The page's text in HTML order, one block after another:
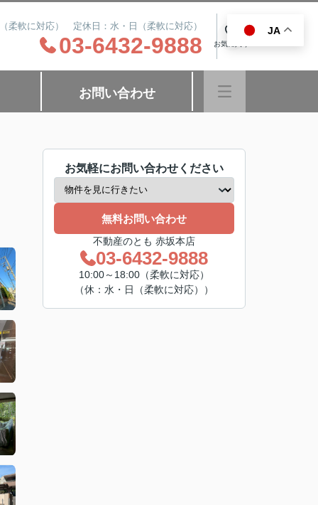
柔軟に対応） 定休日：水・日（柔軟に対応）
03-6432-9888 お気に入り
お問い合わせ
お気軽にお問い合わせください
無料お問い合わせ
不動産のとも 赤坂本店
03-6432-9888
10:00～18:00（柔軟に対応）
（休：水・日（柔軟に対応））
JA